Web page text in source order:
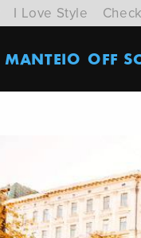
I Love Style
ΜΑΝΤΕΙΟ OFF